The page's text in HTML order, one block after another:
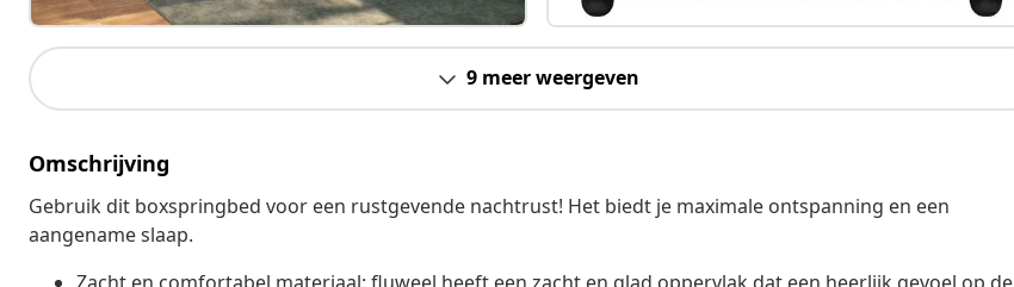
9 meer weergeven
Omschrijving
Gebruik dit boxspringbed voor een rustgevende nachtrust! Het biedt je maximale ontspanning en een
aangename slaap.